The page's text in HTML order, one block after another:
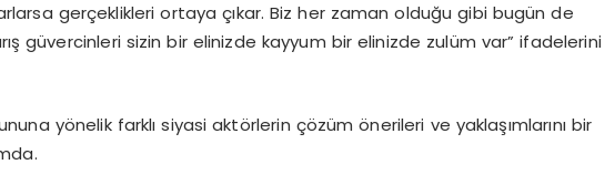
gerçeklikleri ortaya çıkar. Biz her zaman olduğu gibi bugün de
güvercinleri sizin bir elinizde kayyum bir elinizde zulüm var” ifadelerini
yönelik farklı siyasi aktörlerin çözüm önerileri ve yaklaşımlarını bir